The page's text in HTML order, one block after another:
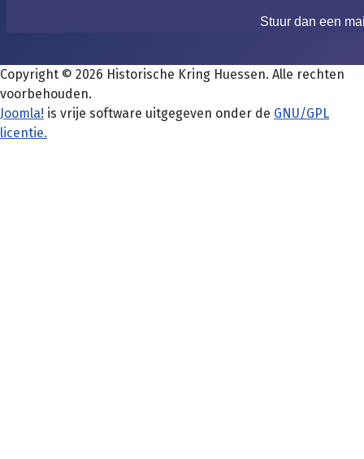
Stuur dan een
Copyright © 2026 Historische Kring Huessen. Alle rechten
voorbehouden.
Joomla! is vrije software uitgegeven onder de GNU/GPL
licentie.